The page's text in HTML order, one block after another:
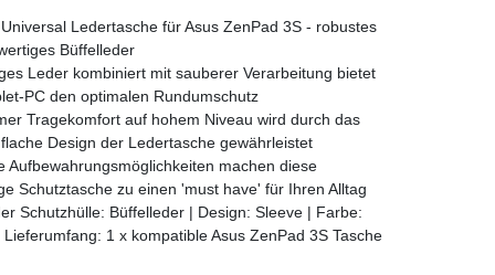
Ledertasche für Asus ZenPad 3S - robustes
Büffelleder
Leder kombiniert mit sauberer Verarbeitung bietet
PC den optimalen Rundumschutz
Tragekomfort auf hohem Niveau wird durch das
Design der Ledertasche gewährleistet
Aufbewahrungsmöglichkeiten machen diese
Schutztasche zu einen 'must have' für Ihren Alltag
Schutzhülle: Büffelleder | Design: Sleeve | Farbe:
1 x kompatible Asus ZenPad 3S Tasche